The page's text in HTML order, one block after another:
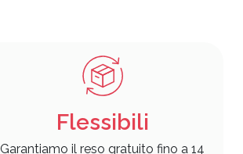
Flessibili
Garantiamo il reso gratuito fino a 14